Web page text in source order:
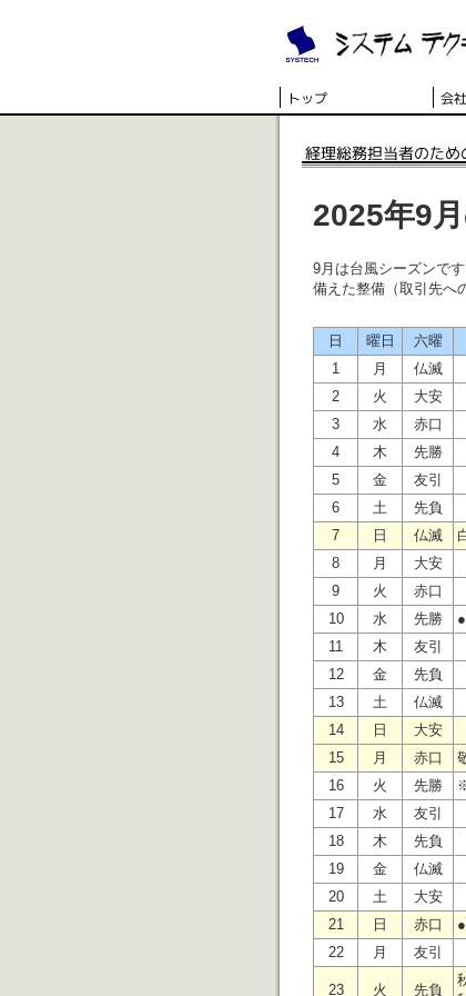
2025年9
9月は台風シーズンで
備えた整備（取引先へ
日 曜日 六曜
1
月
仏滅
2
火
大安
3
水
赤口
4
木
先勝
5
金
友引
6
土
先負
7
日 仏滅
8
月
大安
9
火
赤口
10
水 先勝
11
木
友引
12
金
先負
13
土
仏滅
14
日
大安
15
月 赤口
16
火 先勝
17
水
友引
18
木
先負
19
金
仏滅
20
土
大安
21
日 赤口
22
月 友引
23 火 先負